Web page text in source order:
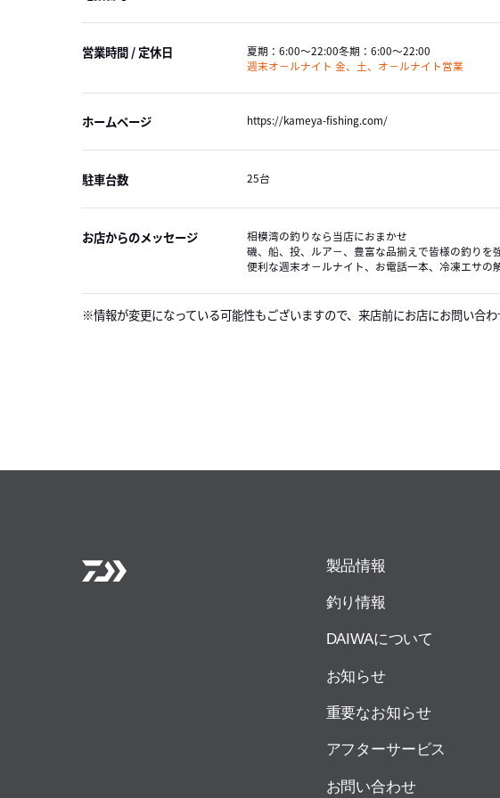
営業時間 / 定休日 夏期：6:00～22:00冬期：6:00～22:00
週末オ－ルナイト 金、土、オ－ルナイト営業
ホームページ https://kameya-fishing.com/
駐車台数 25台
お店からのメッセージ
相模湾の釣りなら当店におまかせ
磯、船、投、ルア－、豊富な品揃えで皆様の釣りを
便利な週末オ－ルナイト、お電話一本、冷凍エサの
製品情報
釣り情報
DAIWAについて
お知らせ
重要なお知らせ
アフターサービス
お問い合わせ